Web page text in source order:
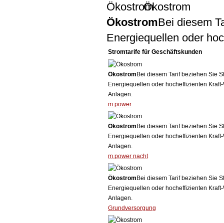
Ökostrom
ÖkostromBei diesem
Energiequellen oder
Stromtarife für Geschäftskunden
Ökostrom Bei diesem Tarif beziehen Sie
Energiequellen oder hocheffizienten
Anlagen.
m.power
Ökostrom Bei diesem Tarif beziehen Sie
Energiequellen oder hocheffizienten
Anlagen.
m.power nacht
Ökostrom Bei diesem Tarif beziehen Sie
Energiequellen oder hocheffizienten
Anlagen.
Grundversorgung